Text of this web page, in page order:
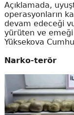
Açıklamada,
operasyonların
devam edeceği
yürüten ve
Yüksekova
Narko-terör